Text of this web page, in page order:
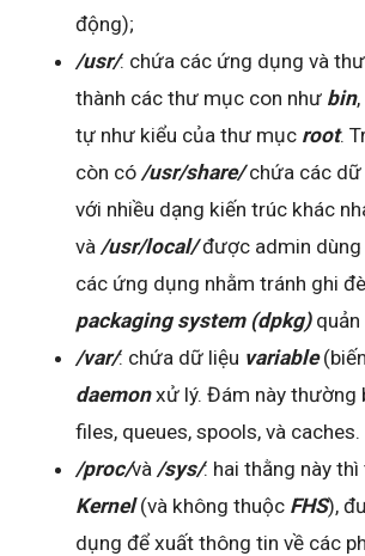
động);
/usr/: chứa các ứng dụng và
thành các thư mục con như bin,
tự như kiểu của thư mục root.
còn có /usr/share/chứa các dữ
với nhiều dạng kiến trúc khác
và /usr/local/được admin dùng
các ứng dụng nhằm tránh ghi
packaging system (dpkg)quản
/var/: chứa dữ liệu variable
daemonxử lý. Đám này thường
files, queues, spools, và caches.
/proc/và /sys/: hai thằng này
Kernel(và không thuộc FHS),
dụng để xuất thông tin về các